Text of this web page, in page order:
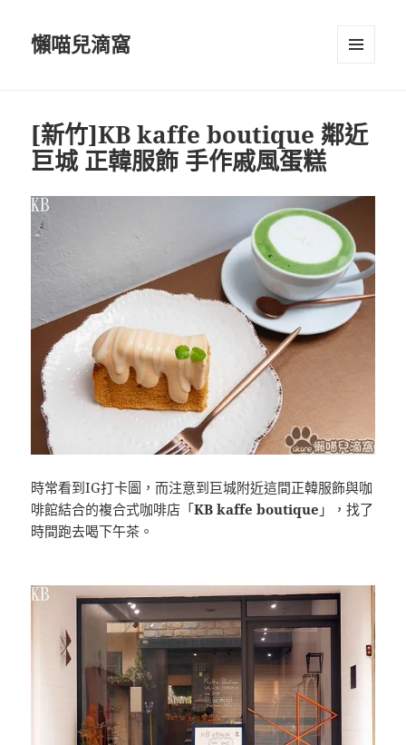
懶喵兒滴窩
[新竹]KB kaffe boutique 鄰近
巨城 正韓服飾 手作戚風蛋糕
時常看到IG打卡圖，而注意到巨城附近這間正韓服飾與咖
啡館結合的複合式咖啡店「KB kaffe boutique 」，找了
時間跑去喝下午茶。